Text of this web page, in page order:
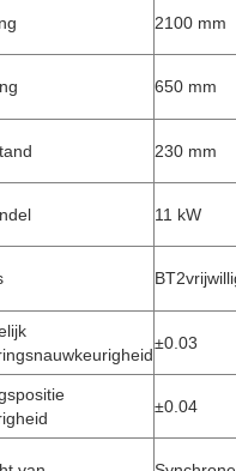
2100 mm
650 mm
230 mm
11 kW
±0.03
±0.04